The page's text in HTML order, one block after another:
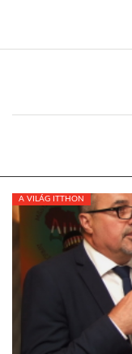
HÍR3D
TROPICALMAGAZIN
GLOBOTV
AFRIKA TUDÁSTÁR
A VILÁG ITTHON